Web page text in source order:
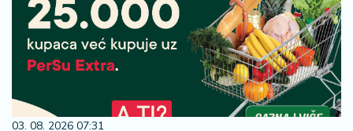
03. 08. 2026 07:31